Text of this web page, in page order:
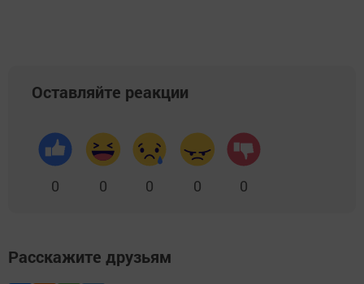
Оставляйте реакции
0 0 0 0 0
Расскажите друзьям